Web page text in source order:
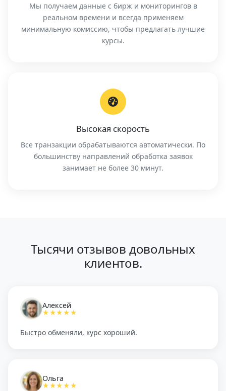
Мы получаем данные с бирж и мониторингов в
реальном времени и всегда применяем
минимальную комиссию, чтобы предлагать лучшие
курсы.
Высокая скорость
Все транзакции обрабатываются автоматически. По
большинству направлений обработка заявок
занимает не более 30 минут.
Тысячи отзывов довольных
клиентов.
Алексей
★★★★★
Быстро обменяли, курс хороший.
Ольга
★★★★★